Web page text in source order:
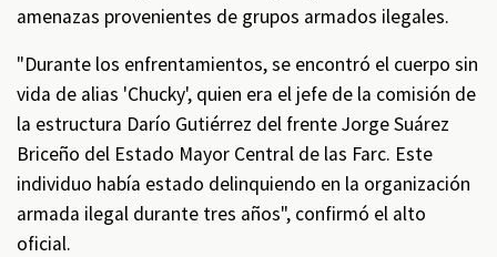
amenazas provenientes de grupos armados ilegales.
"Durante los enfrentamientos, se encontró el cuerpo sin
vida de alias 'Chucky', quien era el jefe de la comisión de
la estructura Darío Gutiérrez del frente Jorge Suárez
Briceño del Estado Mayor Central de las Farc. Este
individuo había estado delinquiendo en la organización
armada ilegal durante tres años", confirmó el alto
oficial.